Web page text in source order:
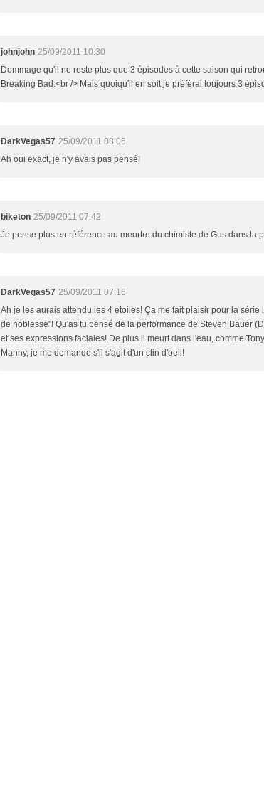
johnjohn 25/09/2011 10:30
Dommage qu'il ne reste plus que 3 épisodes à cette saison qui
Breaking Bad.<br /> Mais quoiqu'il en soit je préférai toujours 3
DarkVegas57 25/09/2011 08:06
Ah oui exact, je n'y avais pas pensé!
biketon 25/09/2011 07:42
Je pense plus en référence au meurtre du chimiste de Gus dans la
DarkVegas57 25/09/2011 07:16
Ah je les aurais attendu les 4 étoiles! Ça me fait plaisir pour la série
de noblesse"! Qu'as tu pensé de la performance de Steven Bauer
et ses expressions faciales! De plus il meurt dans l'eau, comme
Manny, je me demande s'il s'agit d'un clin d'oeil!